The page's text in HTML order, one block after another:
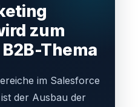
zum
Thema
im Salesforce
ist der Ausbau der